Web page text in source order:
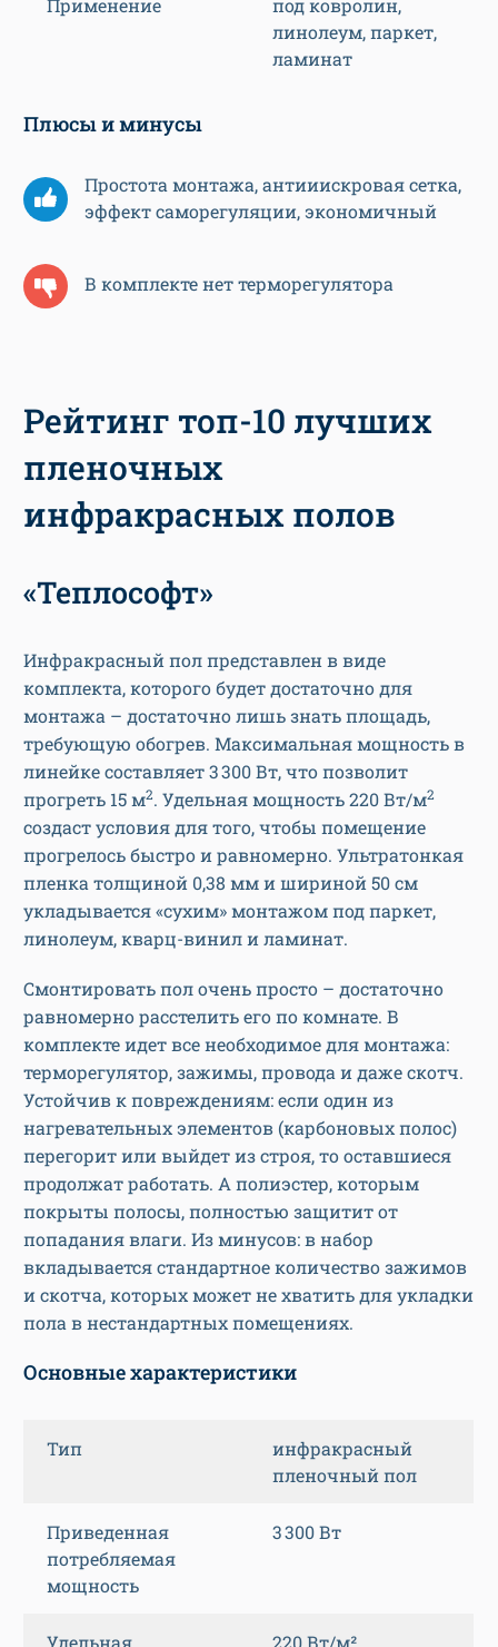
Применение
под ковролин,
линолеум, паркет,
ламинат
Плюсы и минусы
Простота монтажа, антииискровая сетка,
эффект саморегуляции, экономичный
В комплекте нет терморегулятора
Рейтинг топ-10 лучших
пленочных
инфракрасных полов
«Теплософт»
Инфракрасный пол представлен в виде
комплекта, которого будет достаточно для
монтажа – достаточно лишь знать площадь,
требующую обогрев. Максимальная мощность в
линейке составляет 3 300 Вт, что позволит
прогреть 15 м2. Удельная мощность 220 Вт/м2
создаст условия для того, чтобы помещение
прогрелось быстро и равномерно. Ультратонкая
пленка толщиной 0,38 мм и шириной 50 см
укладывается «сухим» монтажом под паркет,
линолеум, кварц-винил и ламинат.
Смонтировать пол очень просто – достаточно
равномерно расстелить его по комнате. В
комплекте идет все необходимое для монтажа:
терморегулятор, зажимы, провода и даже скотч.
Устойчив к повреждениям: если один из
нагревательных элементов (карбоновых полос)
перегорит или выйдет из строя, то оставшиеся
продолжат работать. А полиэстер, которым
покрыты полосы, полностью защитит от
попадания влаги. Из минусов: в набор
вкладывается стандартное количество зажимов
и скотча, которых может не хватить для укладки
пола в нестандартных помещениях.
Основные характеристики
Тип
инфракрасный
пленочный пол
Приведенная
потребляемая
мощность
3 300 Вт